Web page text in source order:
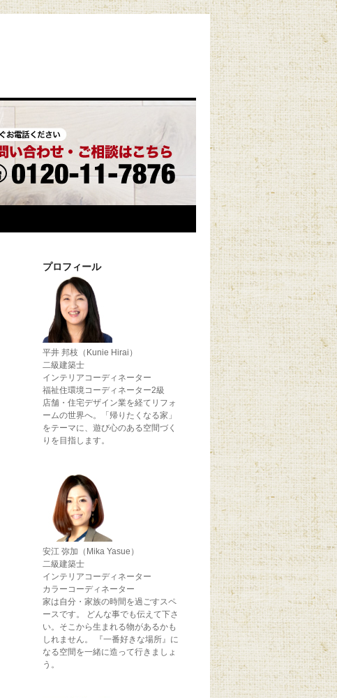
プロフィール
平井 邦枝（Kunie Hirai）
二級建築士
インテリアコーディネーター
福祉住環境コーディネーター2級
店舗・住宅デザイン業を経てリフォ
ームの世界へ。「帰りたくなる家」
をテーマに、遊び心のある空間づく
りを目指します。
安江 弥加（Mika Yasue）
二級建築士
インテリアコーディネーター
カラーコーディネーター
家は自分・家族の時間を過ごすスペ
ースです。 どんな事でも伝えて下さ
い。そこから生まれる物があるかも
しれません。 『一番好きな場所』に
なる空間を一緒に造って行きましょ
う。